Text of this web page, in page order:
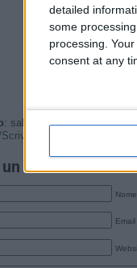
detailed
some
processing.
consent at any
: sabato, 11 Ottobre 2025 -
commento
Nome